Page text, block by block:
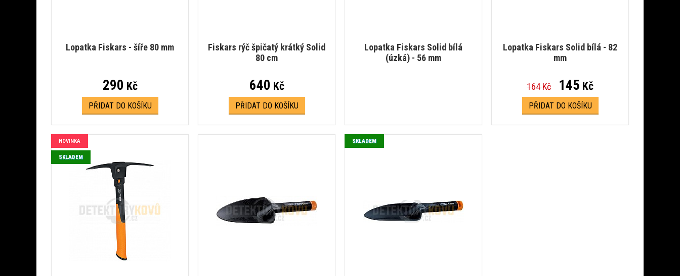
Lopatka Fiskars - šíře 80 mm
290 Kč
PŘIDAT DO KOŠÍKU
Fiskars rýč špičatý krátký Solid
80 cm
640 Kč
PŘIDAT DO KOŠÍKU
Lopatka Fiskars Solid bílá
(úzká) - 56 mm
Lopatka Fiskars Solid bílá - 82
mm
164 Kč 145 Kč
PŘIDAT DO KOŠÍKU
NOVINKA
SKLADEM
SKLADEM